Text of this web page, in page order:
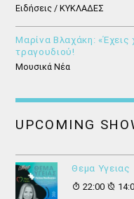
Ειδήσεις / ΚΥΚΛΑΔΕΣ
Μαρίνα Βλαχάκη:
τραγουδιού!
Μουσικά Νέα
UPCOMING
Θεμα Υγειας
22:00